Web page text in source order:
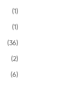
(1)
(1)
(36)
(2)
(6)